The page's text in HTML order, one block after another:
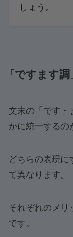
しょう。
「ですます
文末の「です・
かに統一するの
どちらの表現に
て異なります。
それぞれのメリ
です。